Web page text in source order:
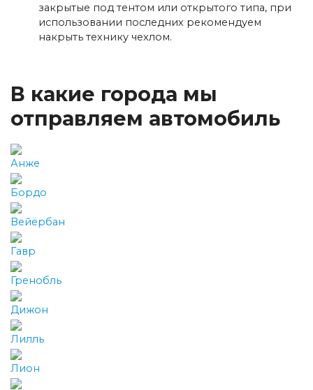
закрытые под тентом или открытого типа, при
использовании последних рекомендуем
накрыть технику чехлом.
В какие города мы
отправляем автомобиль
Анже
Бордо
Вейёрбан
Гавр
Гренобль
Дижон
Лилль
Лион